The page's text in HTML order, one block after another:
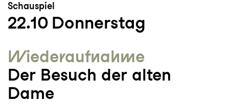
Schauspiel
22.10 Donnerstag
Wieder­aufnahme
Der Besuch der alten
Dame